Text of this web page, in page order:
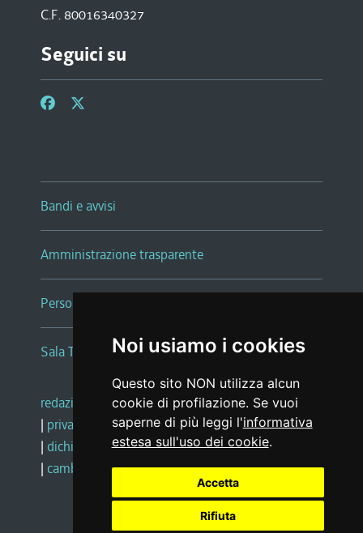
Noi usiamo i cookies
Questo sito NON utilizza alcun
cookie di profilazione. Se vuoi
saperne di più leggi l'informativa
estesa sull'uso dei cookie.
Accetta
Rifiuta
C.F. 80016340327
Seguici su
Bandi e avvisi
Amministrazione trasparente
Persone e Uffici
Sala Tiziano Tessitori
redazione web |note legali |glossario
| privacy
social media policy
| dichiarazione di accessibilità |feedback
| cambio preferenze cookie
Realizzato da